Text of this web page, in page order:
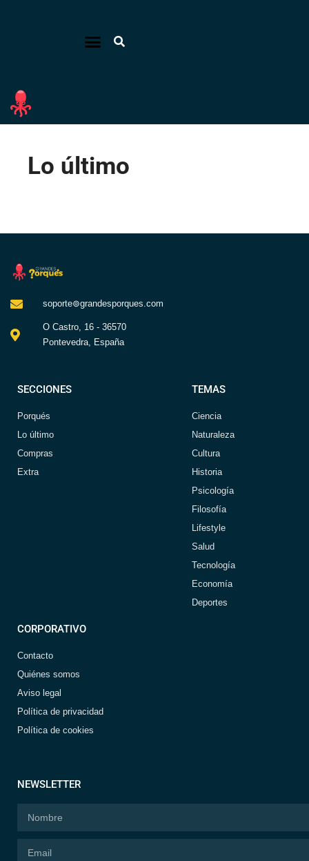
Lo último
soporte⊚grandesporques.com
O Castro, 16 - 36570
Pontevedra, España
SECCIONES
Porqués
Lo último
Compras
Extra
TEMAS
Ciencia
Naturaleza
Cultura
Historia
Psicología
Filosofía
Lifestyle
Salud
Tecnología
Economía
Deportes
CORPORATIVO
Contacto
Quiénes somos
Aviso legal
Política de privacidad
Política de cookies
NEWSLETTER